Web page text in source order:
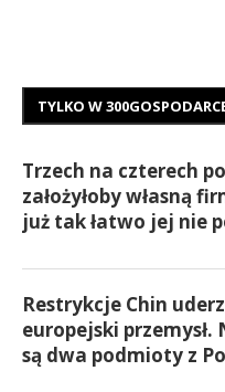
TYLKO W
Trzech na czterech
założyłoby własną
już tak łatwo jej nie
Restrykcje Chin
europejski przemysł.
są dwa podmioty z